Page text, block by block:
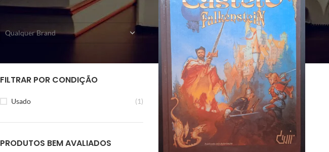
FILTRAR POR EDITORA
Qualquer Brand
FILTRAR POR CONDIÇÃO
Usado (1)
PRODUTOS BEM AVALIADOS